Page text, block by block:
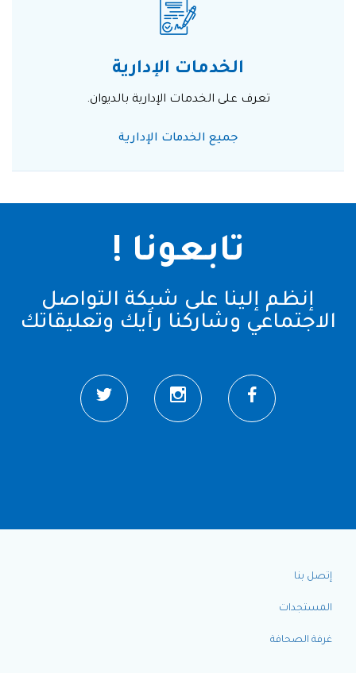
الخدمات الإدارية
تعرف على الخدمات الإدارية بالديوان.
جميع الخدمات الإدارية
تابعونا !
إنظم إلينا على شبكة التواصل
الاجتماعي وشاركنا رأيك وتعليقاتك
Top
Menu
FR
إتصل بنا
المستجدات
غرفة الصحافة